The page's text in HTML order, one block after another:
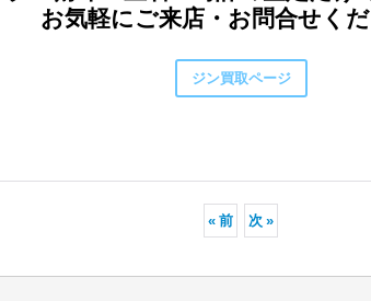
お気軽にご来店・お問合せく
ジン買取ページ
« 前 次 »